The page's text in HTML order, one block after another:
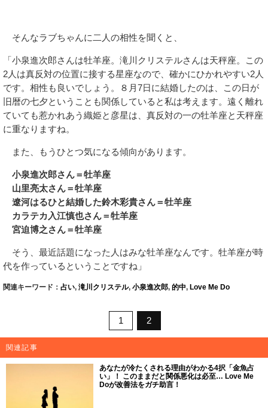
そんなラブちゃんに二人の相性を聞くと、
「小泉進次郎さんは牡羊座。滝川クリステルさんは天秤座。この
2人は真反対の位置に接する星座なので、確かにひかれやすい2人
です。相性も良いでしょう。８月7日に結婚したのは、この日が
旧暦の七夕ということも関係していると私は考えます。遠く離れ
ていても惹かれあう織姫と彦星は、真反対の一の牡羊座と天秤座
に重なりますね。
また、もうひとつ気になる傾向があります。
小泉進次郎さん＝牡羊座
山里亮太さん＝牡羊座
遼河はるひと結婚した鈴木彩貴さん＝牡羊座
カラテカ入江慎也さん＝牡羊座
宮迫博之さん＝牡羊座
そう、最近話題になった人はみな牡羊座なんです。牡羊座が時
代を作っているということですね」
関連キーワード： 占い, 滝川クリステル, 小泉進次郎, 的中, Love Me Do
1 2
関連記事
あなたが冷たくされる理由がわかる4択「金魚占
い」！ このままだと関係悪化は必至… Love Me
Doが改善法をガチ助言！